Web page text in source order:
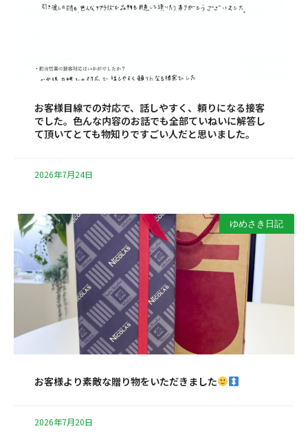
お客様目線での対応で、話しやすく、頼りになる接客
でした。色んな内容のお話でも全部ていねいに解答し
て頂いてとても物知りですごい人だと思いました。
2026年7月24日
ゆめさき日記
お客様より素敵な贈り物をいただきました
2026年7月20日